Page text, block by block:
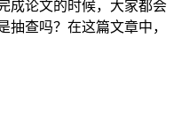
成论文的时候，大家都会
抽查吗？在这篇文章中，